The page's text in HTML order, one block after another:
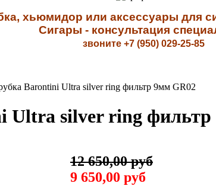
хьюмидор или аксессуары для
Сигары - консультация
звоните +7 (950) 029-25-85
Barontini Ultra silver ring фильтр 9мм GR02
Ultra silver ring
12 650,00 руб
9 650,00 руб